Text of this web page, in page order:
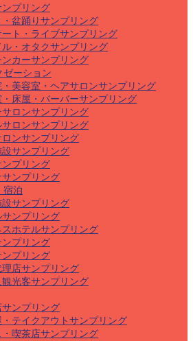
プリング
・盆踊りサンプリング
ート・ライブサンプリング
ル・オタクサンプリング
ンカーサンプリング
ゼーション
・美容室・ヘアサロンサンプリング
床屋・バーバーサンプリング
サロンサンプリング
サロンサンプリング
ロンサンプリング
サンプリング
プリング
ンプリング
宿泊
サンプリング
ンプリング
スホテルサンプリング
プリング
ンプリング
店サンプリング
光客サンプリング
ンプリング
テイクアウトサンプリング
・喫茶店サンプリング